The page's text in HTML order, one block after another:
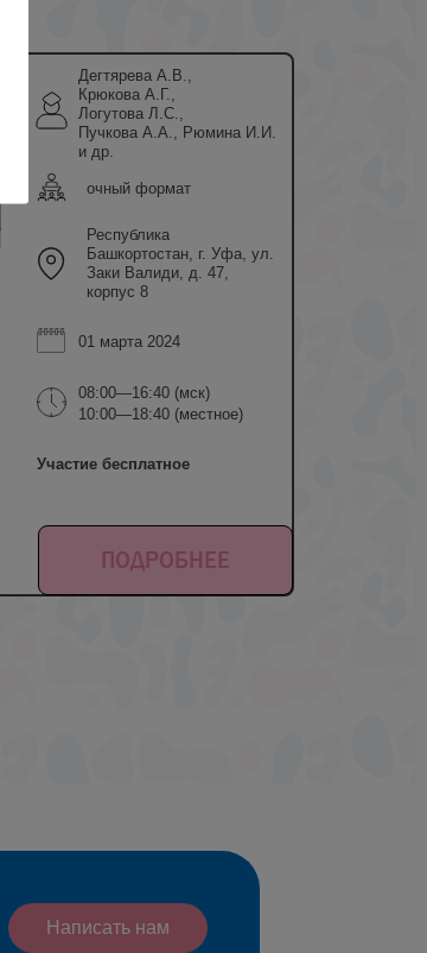
Дегтярева А.В.,
Крюкова А.Г.,
Логутова Л.С.,
Пучкова А.А., Рюмина И.И.
и др.
очный формат
Республика
Башкортостан, г. Уфа, ул.
Заки Валиди, д. 47,
корпус 8
01 марта 2024
08:00—16:40 (мск)
10:00—18:40 (местное)
Участие бесплатное
ПОДРОБНЕЕ
Написать нам